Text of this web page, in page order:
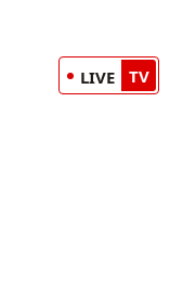
LIVE TV